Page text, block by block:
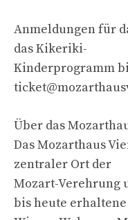
Anmeldungen für
das Kikeriki-
Kinderprogramm
Über das
Das Mozarthaus
zentraler Ort der
Mozart-Verehrung
bis heute erhaltene